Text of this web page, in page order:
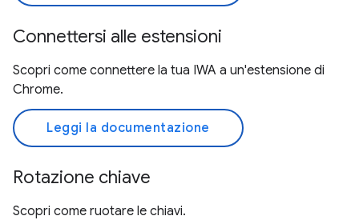
Connettersi alle estensioni
Scopri come connettere la tua IWA a un'estensione di
Chrome.
Leggi la documentazione
Rotazione chiave
Scopri come ruotare le chiavi.